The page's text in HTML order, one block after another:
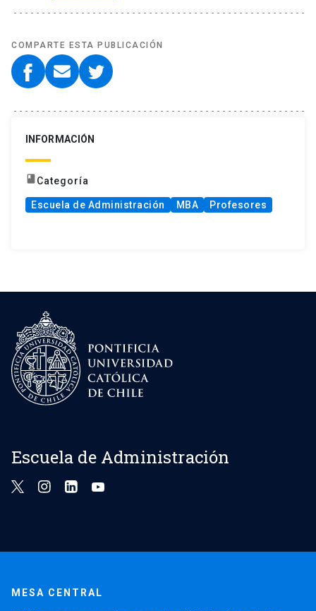
COMPARTE ESTA PUBLICACIÓN
INFORMACIÓN
book Categoría
Escuela de Administración MBA Profesores
Escuela de Administración
MESA CENTRAL